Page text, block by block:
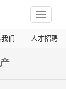
Toggle
们 人才招聘